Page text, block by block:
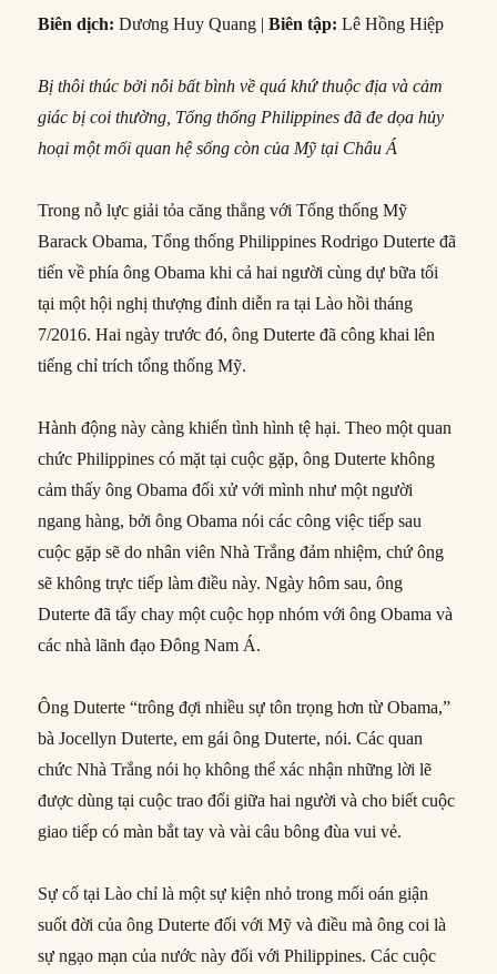
Biên dịch:Dương Huy Quang |Biên tập:Lê Hồng Hiệp
Bị thôi thúc bởi nỗi bất bình về quá khứ thuộc địa và cảm
giác bị coi thường, Tổng thống Philippines đã đe dọa hủy
hoại một mối quan hệ sống còn của Mỹ tại Châu Á
Trong nỗ lực giải tỏa căng thẳng với Tổng thống Mỹ
Barack Obama, Tổng thống Philippines Rodrigo Duterte đã
tiến về phía ông Obama khi cả hai người cùng dự bữa tối
tại một hội nghị thượng đỉnh diễn ra tại Lào hồi tháng
7/2016. Hai ngày trước đó, ông Duterte đã công khai lên
tiếng chỉ trích tổng thống Mỹ.
Hành động này càng khiến tình hình tệ hại. Theo một quan
chức Philippines có mặt tại cuộc gặp, ông Duterte không
cảm thấy ông Obama đối xử với mình như một người
ngang hàng, bởi ông Obama nói các công việc tiếp sau
cuộc gặp sẽ do nhân viên Nhà Trắng đảm nhiệm, chứ ông
sẽ không trực tiếp làm điều này. Ngày hôm sau, ông
Duterte đã tẩy chay một cuộc họp nhóm với ông Obama và
các nhà lãnh đạo Đông Nam Á.
Ông Duterte “trông đợi nhiều sự tôn trọng hơn từ Obama,”
bà Jocellyn Duterte, em gái ông Duterte, nói. Các quan
chức Nhà Trắng nói họ không thể xác nhận những lời lẽ
được dùng tại cuộc trao đổi giữa hai người và cho biết cuộc
giao tiếp có màn bắt tay và vài câu bông đùa vui vẻ.
Sự cố tại Lào chỉ là một sự kiện nhỏ trong mối oán giận
suốt đời của ông Duterte đối với Mỹ và điều mà ông coi là
sự ngạo mạn của nước này đối với Philippines. Các cuộc